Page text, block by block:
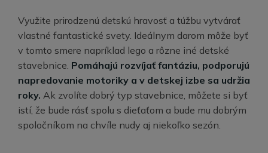
Využite prirodzenú detskú hravosť a túžbu vytvárať
vlastné fantastické svety. Ideálnym darom môže byť
v tomto smere napríklad lego a rôzne iné detské
stavebnice. Pomáhajú rozvíjať fantáziu, podporujú
napredovanie motoriky a v detskej izbe sa udržia
roky. Ak zvolíte dobrý typ stavebnice, môžete si byť
istí, že bude rásť spolu s dieťaťom a bude mu dobrým
spoločníkom na chvíle nudy aj niekoľko sezón.